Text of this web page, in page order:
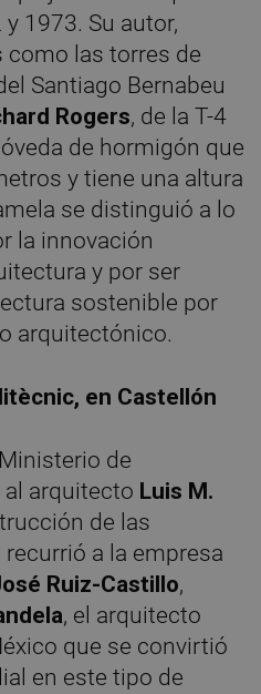
1973. Su autor,
como las torres de
Santiago Bernabeu
Rogers, de la T-4
de hormigón que
y tiene una altura
se distinguió a lo
la innovación
y por ser
sostenible por
arquitectónico.
en Castellón
de
arquitecto Luis M.
de las
a la empresa
Ruiz-Castillo,
, el arquitecto
que se convirtió
en este tipo de